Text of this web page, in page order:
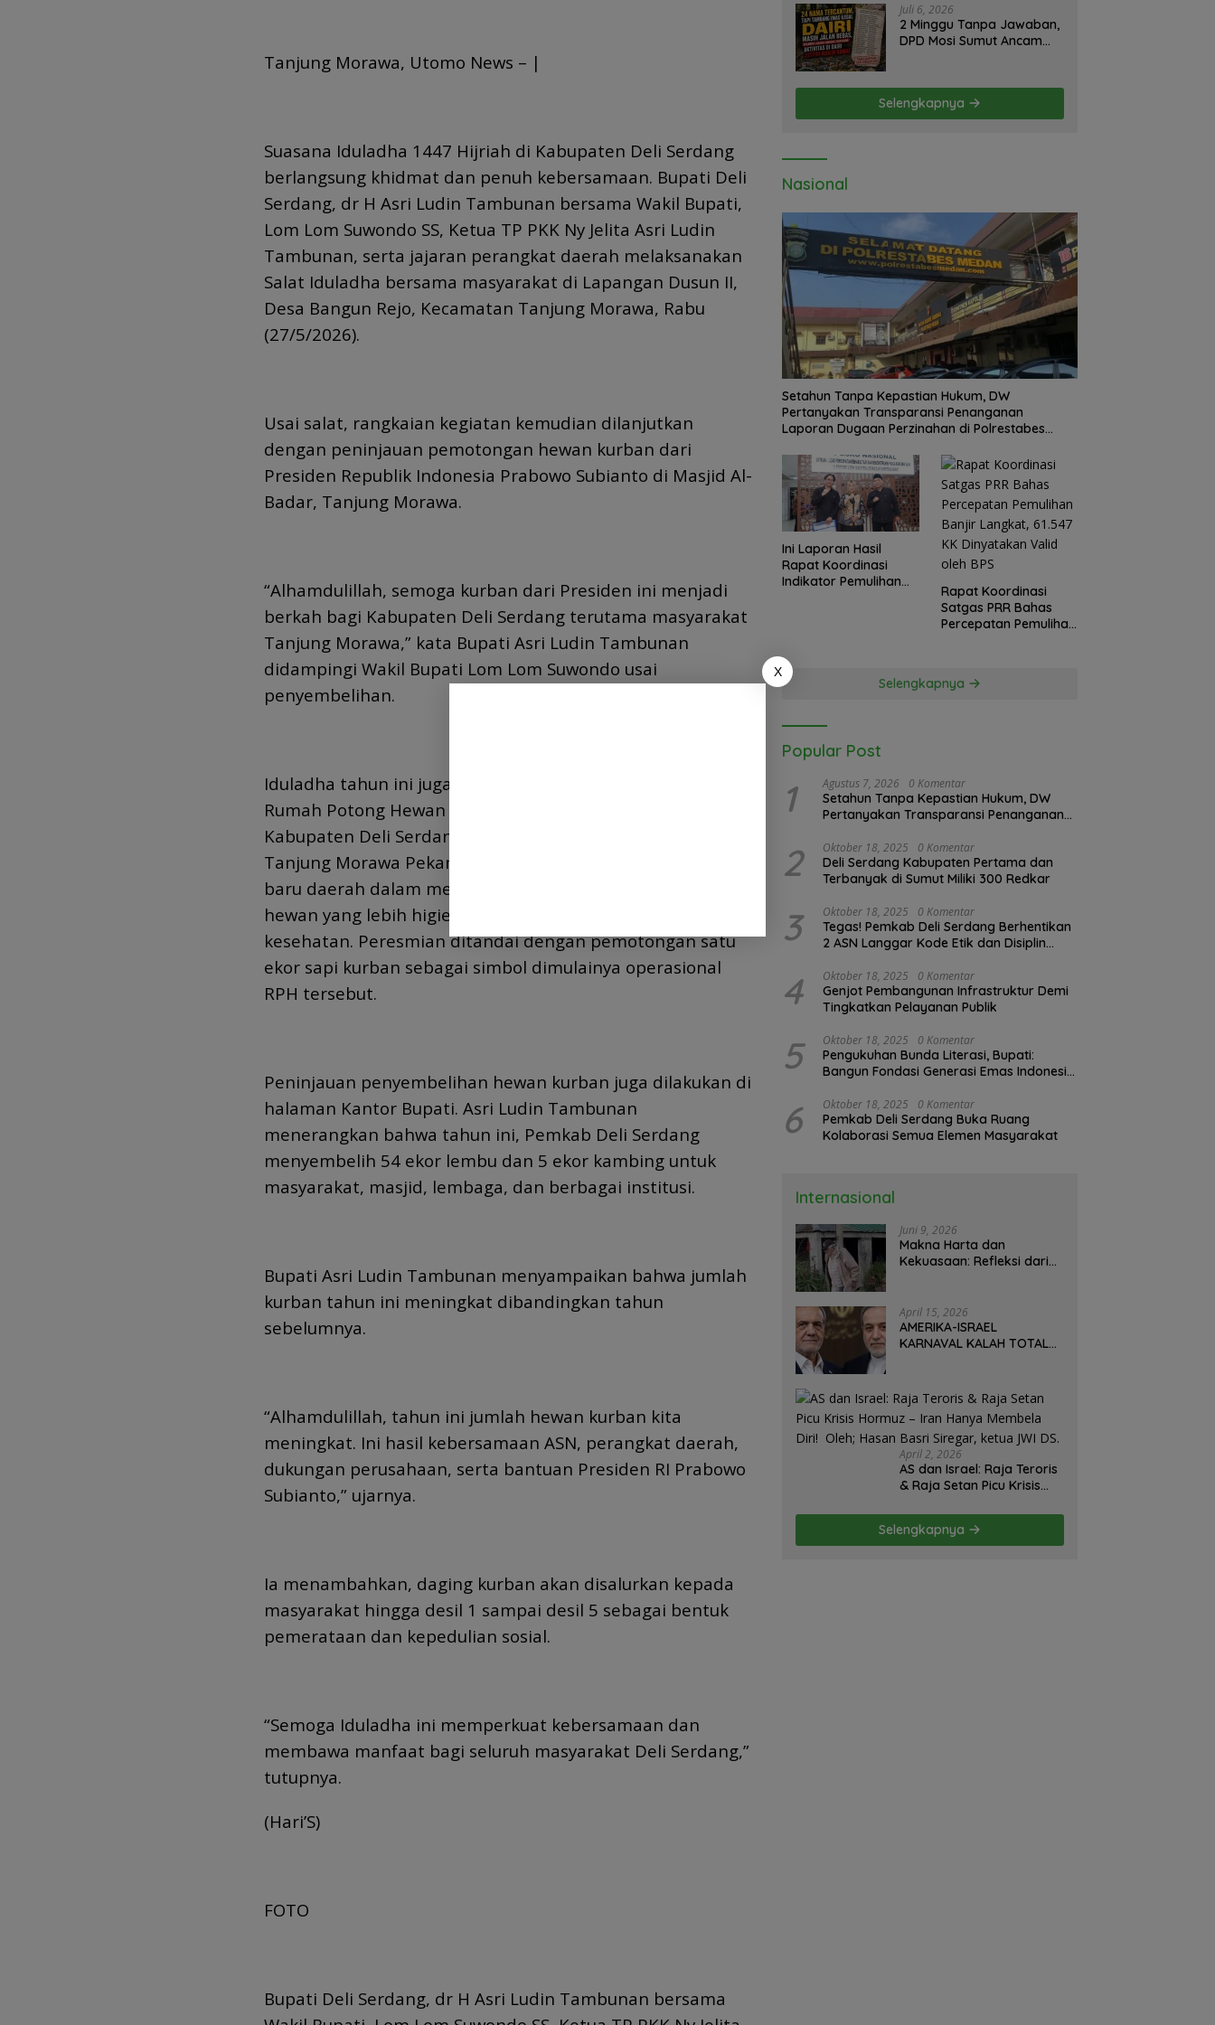
Tanjung Morawa, Utomo News – |
Suasana Iduladha 1447 Hijriah di Kabupaten Deli Serdang
berlangsung khidmat dan penuh kebersamaan. Bupati Deli
Serdang, dr H Asri Ludin Tambunan bersama Wakil Bupati,
Lom Lom Suwondo SS, Ketua TP PKK Ny Jelita Asri Ludin
Tambunan, serta jajaran perangkat daerah melaksanakan
Salat Iduladha bersama masyarakat di Lapangan Dusun II,
Desa Bangun Rejo, Kecamatan Tanjung Morawa, Rabu
(27/5/2026).
Usai salat, rangkaian kegiatan kemudian dilanjutkan
dengan peninjauan pemotongan hewan kurban dari
Presiden Republik Indonesia Prabowo Subianto di Masjid Al-
Badar, Tanjung Morawa.
“Alhamdulillah, semoga kurban dari Presiden ini menjadi
berkah bagi Kabupaten Deli Serdang terutama masyarakat
Tanjung Morawa,” kata Bupati Asri Ludin Tambunan
didampingi Wakil Bupati Lom Lom Suwondo usai
penyembelihan.
Iduladha tahun ini juga menjadi momentum peresmian
Rumah Potong Hewan (RPH) pertama milik Pemerintah
Kabupaten Deli Serdang yang berlokasi di Jalan Industri,
Tanjung Morawa Pekan. Kehadiran RPH ini menjadi langkah
baru daerah dalam menghadirkan layanan pemotongan
hewan yang lebih higienis, tertata, dan sesuai standar
kesehatan. Peresmian ditandai dengan pemotongan satu
ekor sapi kurban sebagai simbol dimulainya operasional
RPH tersebut.
Peninjauan penyembelihan hewan kurban juga dilakukan di
halaman Kantor Bupati. Asri Ludin Tambunan
menerangkan bahwa tahun ini, Pemkab Deli Serdang
menyembelih 54 ekor lembu dan 5 ekor kambing untuk
masyarakat, masjid, lembaga, dan berbagai institusi.
Bupati Asri Ludin Tambunan menyampaikan bahwa jumlah
kurban tahun ini meningkat dibandingkan tahun
sebelumnya.
“Alhamdulillah, tahun ini jumlah hewan kurban kita
meningkat. Ini hasil kebersamaan ASN, perangkat daerah,
dukungan perusahaan, serta bantuan Presiden RI Prabowo
Subianto,” ujarnya.
Ia menambahkan, daging kurban akan disalurkan kepada
masyarakat hingga desil 1 sampai desil 5 sebagai bentuk
pemerataan dan kepedulian sosial.
“Semoga Iduladha ini memperkuat kebersamaan dan
membawa manfaat bagi seluruh masyarakat Deli Serdang,”
tutupnya.
(Hari’S)
FOTO
Bupati Deli Serdang, dr H Asri Ludin Tambunan bersama
Kemendikdasmen
Juli 6, 2026
2 Minggu Tanpa Jawaban,
DPD Mosi Sumut Ancam
Emas Illegal Dairi.
Desak Kapolda Sumut
Irjen Whisnu Hermawan
Selengkapnya
Nasional
Setahun Tanpa Kepastian Hukum, DW
Pertanyakan Transparansi Penanganan
Laporan Dugaan Perzinahan di Polrestabes
Ini Laporan Hasil
Rapat Koordinasi
Indikator Pemulihan
Rapat Koordinasi
Satgas PRR Bahas
Percepatan Pemulihan
Selengkapnya
Popular Post
1 Agustus 7, 2026 0 Komentar
Setahun Tanpa Kepastian Hukum, DW
Pertanyakan Transparansi Penanganan
Polrestabes Medan
2 Oktober 18, 2025 0 Komentar
Deli Serdang Kabupaten Pertama dan
Terbanyak di Sumut Miliki 300 Redkar
3 Oktober 18, 2025 0 Komentar
Tegas! Pemkab Deli Serdang Berhentikan
2 ASN Langgar Kode Etik dan Disiplin
4 Oktober 18, 2025 0 Komentar
Genjot Pembangunan Infrastruktur Demi
Tingkatkan Pelayanan Publik
5 Oktober 18, 2025 0 Komentar
Pengukuhan Bunda Literasi, Bupati:
Bangun Fondasi Generasi Emas Indonesia
6 Oktober 18, 2025 0 Komentar
Pemkab Deli Serdang Buka Ruang
Kolaborasi Semua Elemen Masyarakat
Internasional
Juni 9, 2026
Makna Harta dan
Kekuasaan: Refleksi dari
Uruguay Oleh: Hasan
Basri Siregar, Redaktur
Utomo News, Rubrik: Opini
April 15, 2026
AMERIKA-ISRAEL
KARNAVAL KALAH TOTAL
Strategi Gagal! – Oleh;
Hasan Basri Siregar.
April 2, 2026
AS dan Israel: Raja Teroris
& Raja Setan Picu Krisis
Membela Diri! Oleh; Hasan
Basri Siregar, ketua JWI
DS.
Selengkapnya
X